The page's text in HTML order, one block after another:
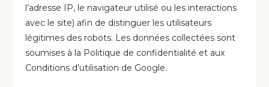
l’adresse IP, le navigateur utilisé ou les interactions
avec le site) afin de distinguer les utilisateurs
légitimes des robots. Les données collectées sont
soumises à la Politique de confidentialité et aux
Conditions d’utilisation de Google.